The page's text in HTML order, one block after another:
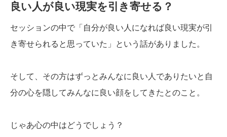
良い人が良い現実を引き寄せる？
セッションの中で「自分が良い人になれば良い現実が引
き寄せられると思っていた」という話がありました。
そして、その方はずっとみんなに良い人でありたいと自
分の心を隠してみんなに良い顔をしてきたとのこと。
じゃあ心の中はどうでしょう？